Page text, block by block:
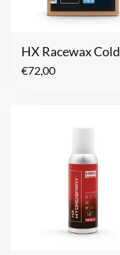
HX Racewax Cold
€72,00